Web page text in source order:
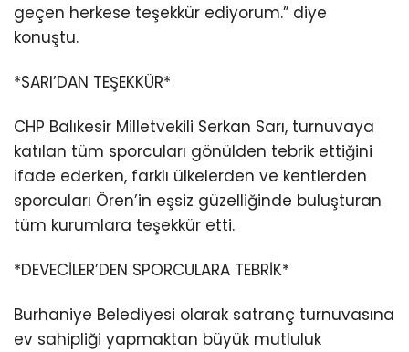
geçen herkese teşekkür ediyorum.” diye
konuştu.
*SARI’DAN TEŞEKKÜR*
CHP Balıkesir Milletvekili Serkan Sarı, turnuvaya
katılan tüm sporcuları gönülden tebrik ettiğini
ifade ederken, farklı ülkelerden ve kentlerden
sporcuları Ören’in eşsiz güzelliğinde buluşturan
tüm kurumlara teşekkür etti.
*DEVECİLER’DEN SPORCULARA TEBRİK*
Burhaniye Belediyesi olarak satranç turnuvasına
ev sahipliği yapmaktan büyük mutluluk